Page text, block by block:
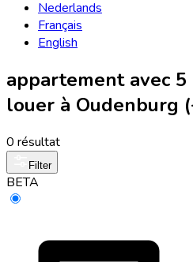
Nederlands
Français
English
appartement avec 5
louer à Oudenburg
0 résultat
Filter
BETA